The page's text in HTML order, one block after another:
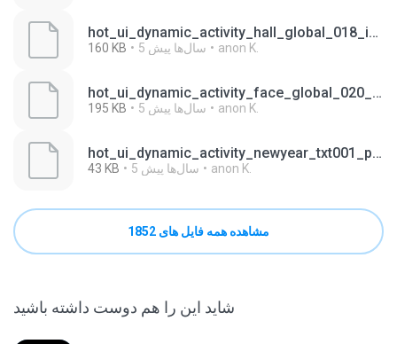
hot_ui_dynamic_activity_hall_global_018_indonesian.ab
160 KB 5 سال‌ها پیش anon K.
hot_ui_dynamic_activity_face_global_020_indonesian.ab
195 KB 5 سال‌ها پیش anon K.
hot_ui_dynamic_activity_newyear_txt001_portugal.ab
43 KB 5 سال‌ها پیش anon K.
مشاهده همه فایل های 1852
شاید این را هم دوست داشته باشید